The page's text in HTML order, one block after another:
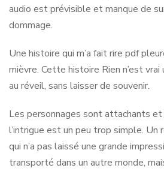
audio est prévisible et manque de
dommage.
Une histoire qui m’a fait rire pdf
mièvre. Cette histoire Rien n’est vrai
au réveil, sans laisser de souvenir.
Les personnages sont attachants
l’intrigue est un peu trop simple. Un
qui n’a pas laissé une grande
transporté dans un autre monde,